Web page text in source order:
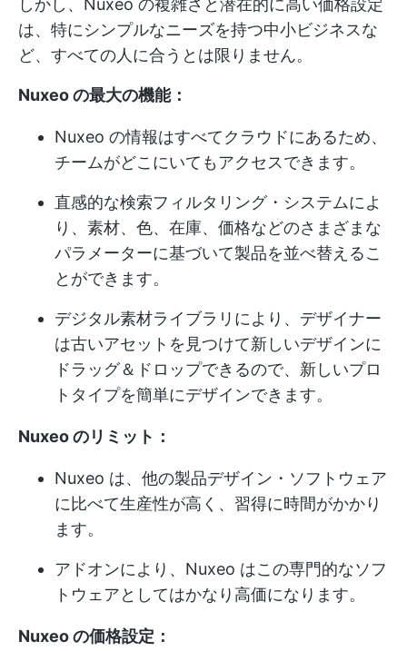
しかし、Nuxeo の複雑さと潜在的に高い価格設定
は、特にシンプルなニーズを持つ中小ビジネスな
ど、すべての人に合うとは限りません。
Nuxeo の最大の機能：
Nuxeo の情報はすべてクラウドにあるため、
チームがどこにいてもアクセスできます。
直感的な検索フィルタリング・システムによ
り、素材、色、在庫、価格などのさまざまな
パラメーターに基づいて製品を並べ替えるこ
とができます。
デジタル素材ライブラリにより、デザイナー
は古いアセットを見つけて新しいデザインに
ドラッグ＆ドロップできるので、新しいプロ
トタイプを簡単にデザインできます。
Nuxeo のリミット：
Nuxeo は、他の製品デザイン・ソフトウェア
に比べて生産性が高く、習得に時間がかかり
ます。
アドオンにより、Nuxeo はこの専門的なソフ
トウェアとしてはかなり高価になります。
Nuxeo の価格設定：